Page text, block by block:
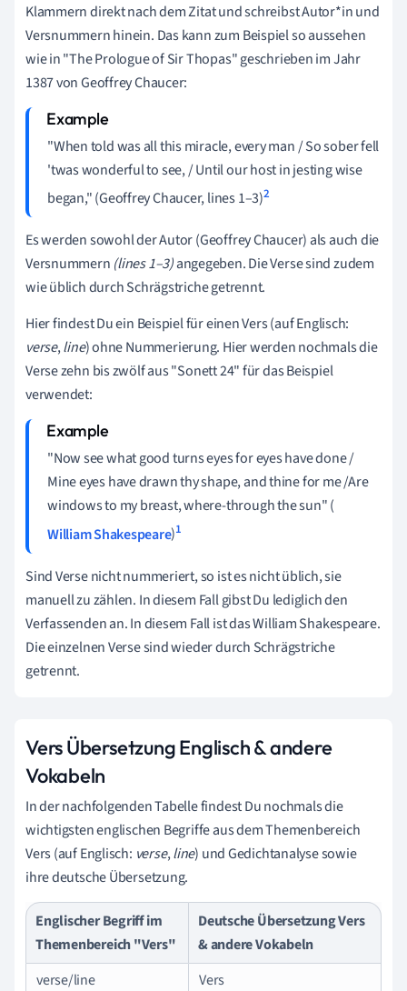
Klammern direkt nach dem Zitat und schreibst Autor*in und
Versnummern hinein. Das kann zum Beispiel so aussehen
wie in "The Prologue of Sir Thopas" geschrieben im Jahr
1387 von Geoffrey Chaucer:
"When told was all this miracle, every man / So sober fell
'twas wonderful to see, / Until our host in jesting wise
began," (Geoffrey Chaucer, lines 1–3)2
Es werden sowohl der Autor (Geoffrey Chaucer) als auch die
Versnummern (lines 1–3)angegeben. Die Verse sind zudem
wie üblich durch Schrägstriche getrennt.
Hier findest Du ein Beispiel für einen Vers(auf Englisch:
verse,line)ohne Nummerierung. Hier werden nochmals die
Verse zehn bis zwölf aus "Sonett 24" für das Beispiel
verwendet:
"Now see what good turns eyes for eyes have done /
Mine eyes have drawn thy shape, and thine for me /Are
windows to my breast, where-through the sun" (
William Shakespeare)1
Sind Verse nicht nummeriert, so ist es nicht üblich, sie
manuell zu zählen. In diesem Fall gibst Du lediglich den
Verfassenden an. In diesem Fall ist das William Shakespeare.
Die einzelnen Verse sind wieder durch Schrägstriche
getrennt.
Vers Übersetzung Englisch & andere
Vokabeln
In der nachfolgenden Tabelle findest Du nochmals die
wichtigsten englischen Begriffe aus dem Themenbereich
Vers(auf Englisch: verse,line) und Gedichtanalyse sowie
ihre deutsche Übersetzung.
Englischer Begriff im
Themenbereich "Vers"
Deutsche Übersetzung Vers
& andere Vokabeln
verse/line
Vers